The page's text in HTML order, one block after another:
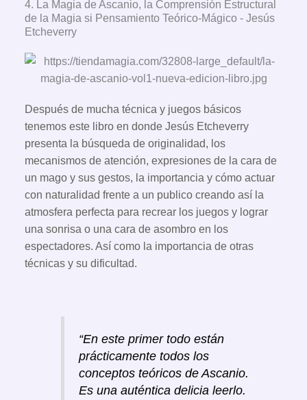
4. La Magia de Ascanio, la Comprensión Estructural
de la Magia si Pensamiento Teórico-Mágico - Jesús
Etcheverry
Después de mucha técnica y juegos básicos
tenemos este libro en donde Jesús Etcheverry
presenta la búsqueda de originalidad, los
mecanismos de atención, expresiones de la cara de
un mago y sus gestos, la importancia y cómo actuar
con naturalidad frente a un publico creando así la
atmosfera perfecta para recrear los juegos y lograr
una sonrisa o una cara de asombro en los
espectadores. Así como la importancia de otras
técnicas y su dificultad.
“En este primer todo están
prácticamente todos los
conceptos teóricos de Ascanio.
Es una auténtica delicia leerlo.